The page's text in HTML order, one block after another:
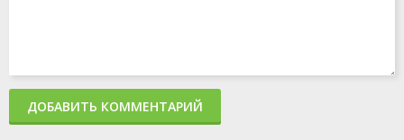
ДОБАВИТЬ КОММЕНТАРИЙ